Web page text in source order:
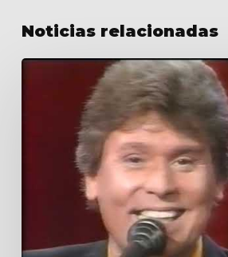
Noticias relacionadas
Por